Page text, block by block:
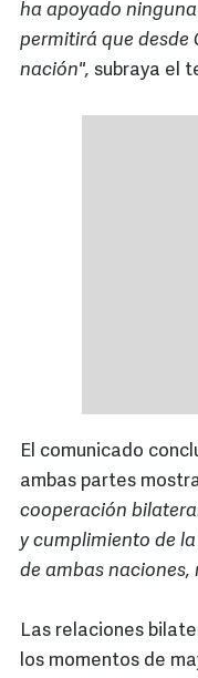
ha apoyado
permitirá que desde
nación", subraya el
El comunicado
ambas partes
cooperación
y cumplimiento de
de ambas naciones,
Las relaciones
los momentos de